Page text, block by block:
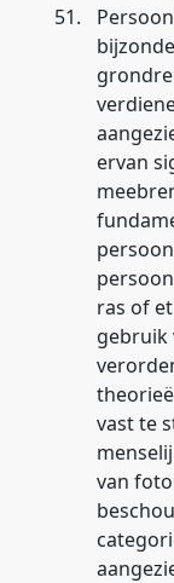
51.
ervan
ras of
gebruik
vast te
van